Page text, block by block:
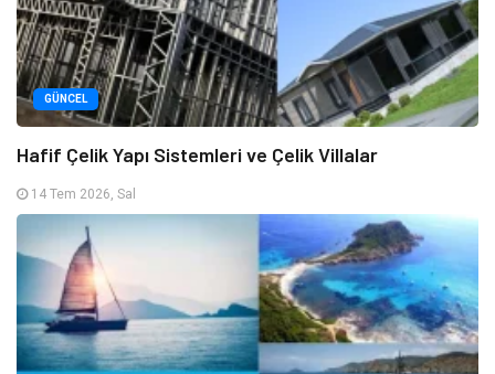
GÜNCEL
Hafif Çelik Yapı Sistemleri ve Çelik Villalar
14 Tem 2026, Sal